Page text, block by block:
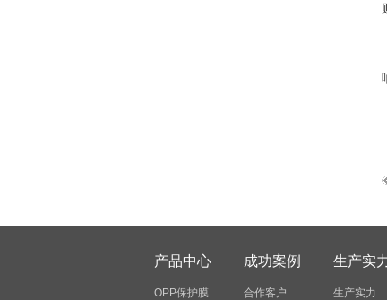
产品中心
OPP保护膜
成功案例
合作客户
生产实
生产实力